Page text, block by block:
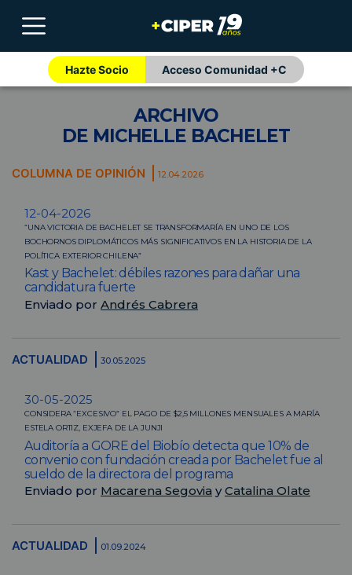
Hazte Socio Acceso Comunidad +C
ARCHIVO
DE MICHELLE BACHELET
COLUMNA DE OPINIÓN 12.04.2026
12-04-2026
“UNA VICTORIA DE BACHELET SE TRANSFORMARÍA EN UNO DE LOS
BOCHORNOS DIPLOMÁTICOS MÁS SIGNIFICATIVOS EN LA HISTORIA DE LA
POLÍTICA EXTERIOR CHILENA”
Kast y Bachelet: débiles razones para dañar una
candidatura fuerte
Enviado por Andrés Cabrera
ACTUALIDAD 30.05.2025
30-05-2025
CONSIDERA “EXCESIVO” EL PAGO DE $2,5 MILLONES MENSUALES A MARÍA
ESTELA ORTIZ, EXJEFA DE LA JUNJI
Auditoría a GORE del Biobío detecta que 10% de
convenio con fundación creada por Bachelet fue al
sueldo de la directora del programa
Enviado por Macarena Segovia yCatalina Olate
ACTUALIDAD 01.09.2024